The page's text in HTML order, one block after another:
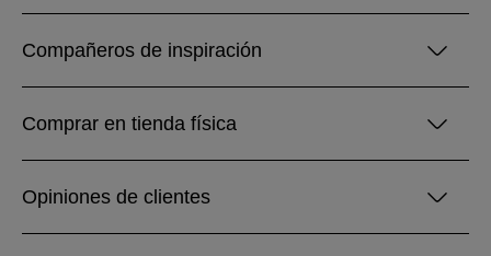
Compañeros de inspiración
Comprar en tienda física
Opiniones de clientes